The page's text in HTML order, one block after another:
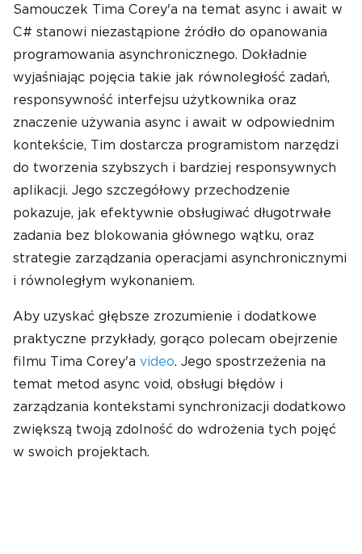
Samouczek Tima Corey'a na temat async i await w
C# stanowi niezastąpione źródło do opanowania
programowania asynchronicznego. Dokładnie
wyjaśniając pojęcia takie jak równoległość zadań,
responsywność interfejsu użytkownika oraz
znaczenie używania async i await w odpowiednim
kontekście, Tim dostarcza programistom narzędzi
do tworzenia szybszych i bardziej responsywnych
aplikacji. Jego szczegółowy przechodzenie
pokazuje, jak efektywnie obsługiwać długotrwałe
zadania bez blokowania głównego wątku, oraz
strategie zarządzania operacjami asynchronicznymi
i równoległym wykonaniem.
Aby uzyskać głębsze zrozumienie i dodatkowe
praktyczne przykłady, gorąco polecam obejrzenie
filmu Tima Corey'a video. Jego spostrzeżenia na
temat metod async void, obsługi błędów i
zarządzania kontekstami synchronizacji dodatkowo
zwiększą twoją zdolność do wdrożenia tych pojęć
w swoich projektach.